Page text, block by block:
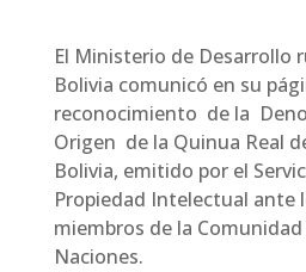
El Ministerio de Desarrollo
Bolivia comunicó en su
reconocimiento de la
Origen de la Quinua Real
Bolivia, emitido por el
Propiedad Intelectual ante
miembros de la
Naciones.